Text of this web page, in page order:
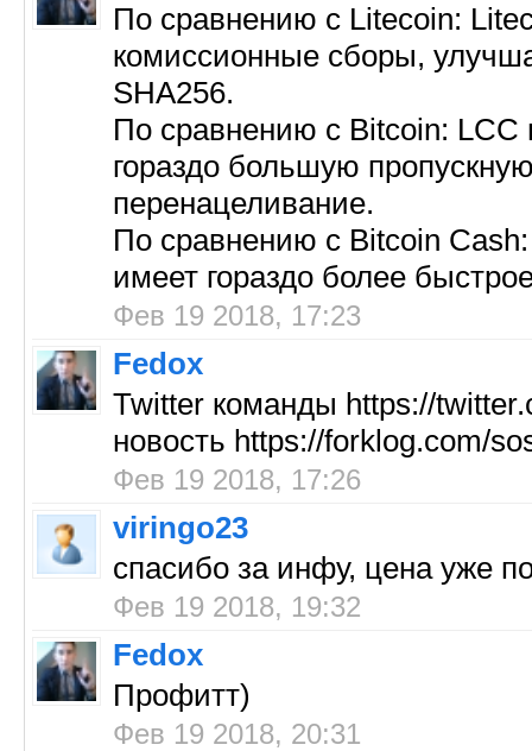
По сравнению с Litecoin:
комиссионные сборы,
SHA256.
По сравнению с Bitcoin:
гораздо большую
перенацеливание.
По сравнению с Bitcoin
имеет гораздо более
Фев 19 2018, 17:23
Fedox
Twitter команды https://
новость https://forklog.com/
Фев 19 2018, 17:26
viringo23
cпасибо за инфу, цена уже
Фев 19 2018, 19:32
Fedox
Профитт)
Фев 19 2018, 20:31